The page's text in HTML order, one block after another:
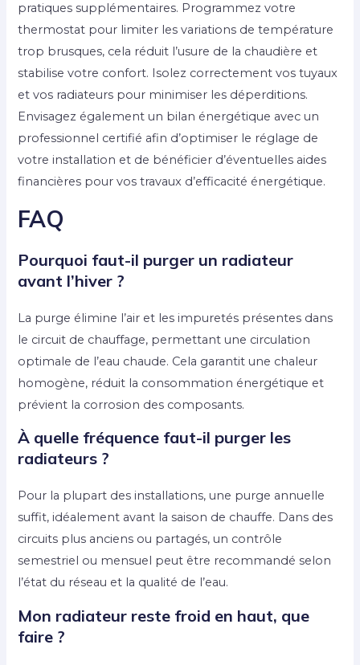
pratiques supplémentaires. Programmez votre
thermostat pour limiter les variations de température
trop brusques, cela réduit l’usure de la chaudière et
stabilise votre confort. Isolez correctement vos tuyaux
et vos radiateurs pour minimiser les déperditions.
Envisagez également un bilan énergétique avec un
professionnel certifié afin d’optimiser le réglage de
votre installation et de bénéficier d’éventuelles aides
financières pour vos travaux d’efficacité énergétique.
FAQ
Pourquoi faut-il purger un radiateur
avant l’hiver ?
La purge élimine l’air et les impuretés présentes dans
le circuit de chauffage, permettant une circulation
optimale de l’eau chaude. Cela garantit une chaleur
homogène, réduit la consommation énergétique et
prévient la corrosion des composants.
À quelle fréquence faut-il purger les
radiateurs ?
Pour la plupart des installations, une purge annuelle
suffit, idéalement avant la saison de chauffe. Dans des
circuits plus anciens ou partagés, un contrôle
semestriel ou mensuel peut être recommandé selon
l’état du réseau et la qualité de l’eau.
Mon radiateur reste froid en haut, que
faire ?